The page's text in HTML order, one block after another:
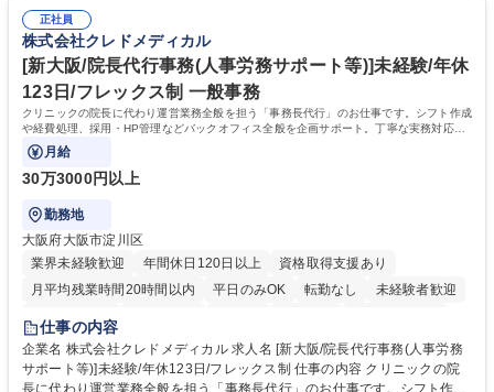
の他に担当頂く業務が発生する場合があります。 募集職種 【営業事務】
業務職/三井物産グループ/平均残業時間10H/完全週休2日
ション力がある方。 ・チャレンジを厭わず、粘り強く業務に取り組める
方。多様な関係者と謙虚に信頼関係を構築でき、期限を意識したスケジュ
ール管理が出来る方。※将来的に他部署（営業部門、コーポレート部門）
へのジョブローテーションの可能性があります。 学歴・資格 学歴：大学
院 大学 語学力： 資格：宅地建物取引士
正社員
株式会社クレドメディカル
[新大阪/院長代行事務(人事労務サポート等)]未経験/年休
123日/フレックス制 一般事務
クリニックの院長に代わり運営業務全般を担う「事務長代行」のお仕事です。シフト作成
や経費処理、採用・HP管理などバックオフィス全般を企画サポート。丁寧な実務対応で
現場を支え、専門スキルを構築できます。
月給
30万3000円以上
勤務地
大阪府大阪市淀川区
業界未経験歓迎
年間休日120日以上
資格取得支援あり
月平均残業時間20時間以内
平日のみOK 転勤なし
未経験者歓迎
住宅手当あり
交通費支給
駅近5分以内 土日祝休み 昼食補助あり
仕事の内容
企業名 株式会社クレドメディカル 求人名 [新大阪/院長代行事務(人事労務
サポート等)]未経験/年休123日/フレックス制 仕事の内容 クリニックの院
長に代わり運営業務全般を担う「事務長代行」のお仕事です。シフト作成